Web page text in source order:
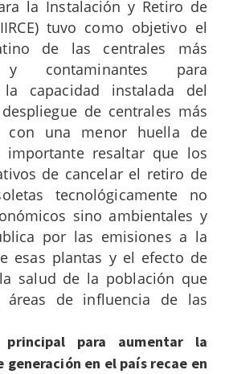
la Instalación y Retiro de
tuvo como objetivo el
de las centrales más
y contaminantes para
la capacidad instalada del
de centrales más
con una menor huella de
importante resaltar que los
de cancelar el retiro de
tecnológicamente no
sino ambientales y
por las emisiones a la
esas plantas y el efecto de
salud de la población que
de influencia de las
principal para aumentar la
generación en el país recae en